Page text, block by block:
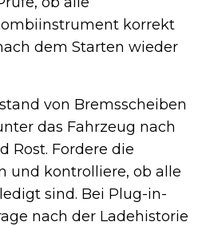
korrekt
dem Starten wieder
von Bremsscheiben
das Fahrzeug nach
Rost. Fordere die
und kontrolliere, ob alle
sind. Bei Plug-in-
nach der Ladehistorie